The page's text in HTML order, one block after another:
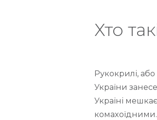
Хто
Рукокрилі,
України
Україні
комахоїдними.